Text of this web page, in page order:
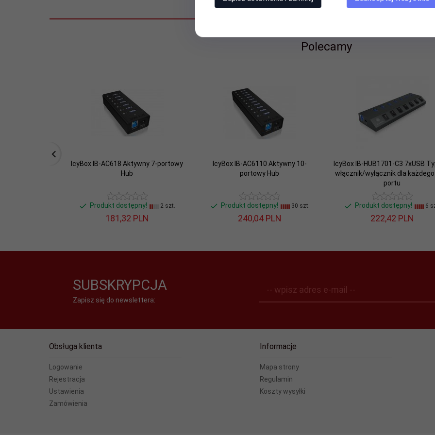
Ładowanie
Oznaczenia:
4 x USB Type A Żeńska
Standard: USB 3.0/USB 3.1 gen 1/USB 3.2 gen 1
Polecamy
IcyBox IB-AC618 Aktywny 7-portowy
Hub
Produkt dostępny! 2 szt.
181,32 PLN
IcyBox IB-AC6110 Aktywny 10-
portowy Hub
Produkt dostępny! 30 szt.
240,04 PLN
IcyBox IB-HUB1701-C3 7xUSB
włącznik/wyłącznik dla każdego
portu
Produkt dostępny! 6
222,42 PLN
SUBSKRYPCJA
Zapisz się do newslettera:
-- wpisz adres e-mail --
Obsługa klienta
Logowanie
Rejestracja
Ustawienia
Zamówienia
Informacje
Mapa strony
Regulamin
Koszty wysyłki